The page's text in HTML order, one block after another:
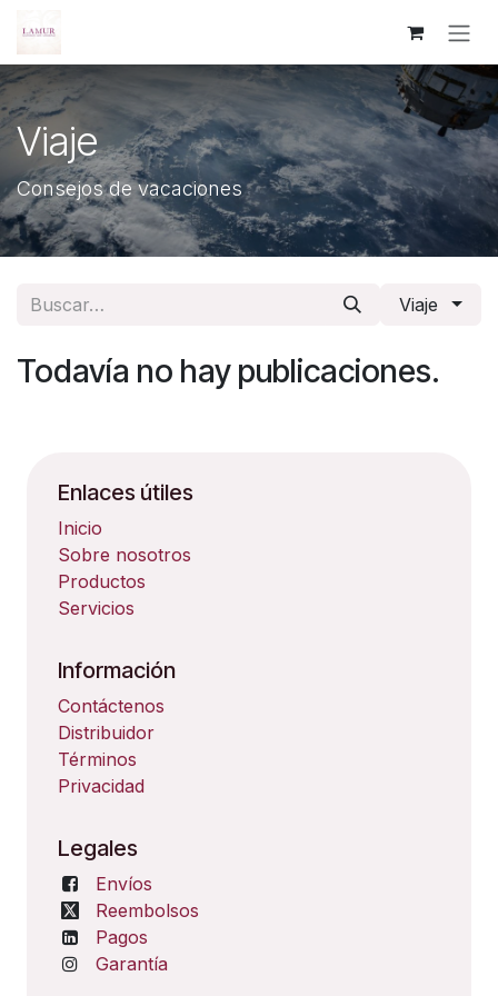
Viaje
Consejos de vacaciones
Viaje
Todavía no hay publicaciones.
Enlaces útiles
Inicio
Sobre nosotros
Productos
Servicios
Información
Contáctenos
Distribuidor
Términos
Privacidad
Legales
Envíos
Reembolsos
Pagos
Garantía